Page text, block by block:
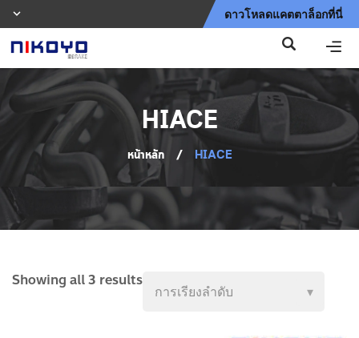
ดาวโหลดแคตตาล็อกที่นี่
HIACE
หน้าหลัก / HIACE
Showing all 3 results